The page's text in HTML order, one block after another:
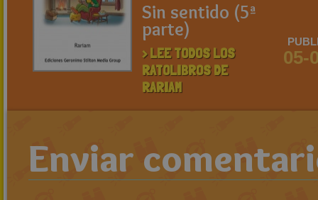
Sin sentido (5ª
parte)
> LEE TODOS LOS
RATOLIBROS DE
RARIAM
05-
Enviar